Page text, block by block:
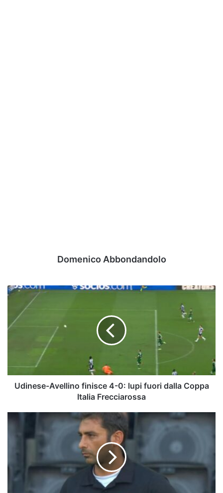
Domenico Abbondandolo
Udinese-
Avellino
finisce
4-
0:
Coppa
ItaliaUdinese-Avellino finisce 4-0: lupi fuori dalla Coppa
Italia Frecciarossa
sulla